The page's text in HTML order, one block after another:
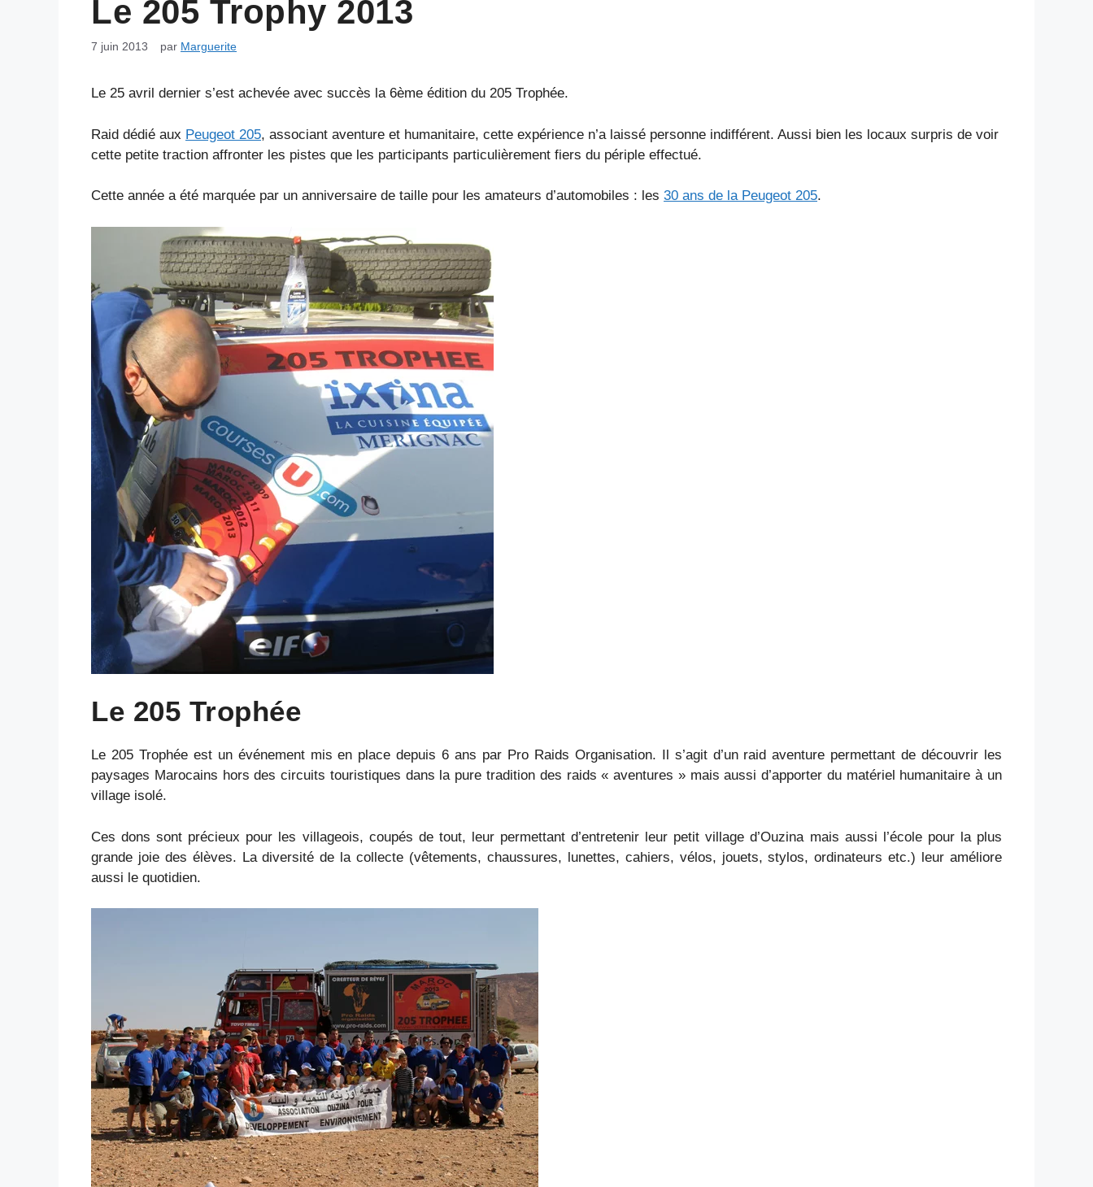
Le 205 Trophy 2013
7 juin 2013 par Marguerite
Le 25 avril dernier s’est achevée avec succès la 6ème édition du 205 Trophée.
Raid dédié aux Peugeot 205, associant aventure et humanitaire, cette expérience n’a laissé personne indifférent. Aussi bien les locaux surpris de voir
cette petite traction affronter les pistes que les participants particulièrement fiers du périple effectué.
Cette année a été marquée par un anniversaire de taille pour les amateurs d’automobiles : les 30 ans de la Peugeot 205.
Le 205 Trophée
Le 205 Trophée est un événement mis en place depuis 6 ans par Pro Raids Organisation. Il s’agit d’un raid aventure permettant de découvrir les
paysages Marocains hors des circuits touristiques dans la pure tradition des raids « aventures » mais aussi d’apporter du matériel humanitaire à un
village isolé.
Ces dons sont précieux pour les villageois, coupés de tout, leur permettant d’entretenir leur petit village d’Ouzina mais aussi l’école pour la plus
grande joie des élèves. La diversité de la collecte (vêtements, chaussures, lunettes, cahiers, vélos, jouets, stylos, ordinateurs etc.) leur améliore
aussi le quotidien.